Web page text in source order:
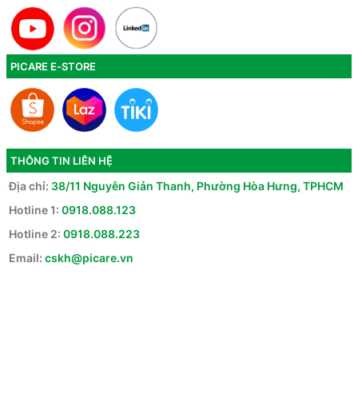
PICARE E-STORE
THÔNG TIN LIÊN HỆ
Địa chỉ: 38/11 Nguyễn Giản Thanh, Phường Hòa Hưng, TPHCM
Hotline 1: 0918.088.123
Hotline 2: 0918.088.223
Email: cskh@picare.vn